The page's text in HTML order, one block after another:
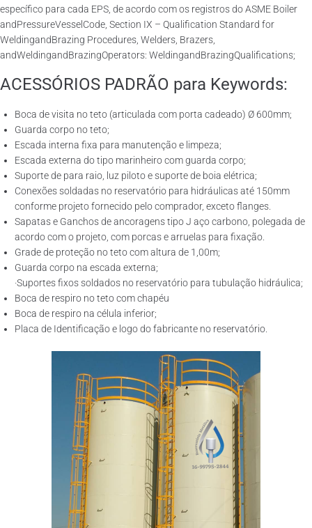
específico para cada EPS, de acordo com os registros do ASME Boiler
andPressureVesselCode, Section IX – Qualification Standard for
WeldingandBrazing Procedures, Welders, Brazers,
andWeldingandBrazingOperators: WeldingandBrazingQualifications;
ACESSÓRIOS PADRÃO para Keywords:
Boca de visita no teto (articulada com porta cadeado) Ø 600mm;
Guarda corpo no teto;
Escada interna fixa para manutenção e limpeza;
Escada externa do tipo marinheiro com guarda corpo;
Suporte de para raio, luz piloto e suporte de boia elétrica;
Conexões soldadas no reservatório para hidráulicas até 150mm
conforme projeto fornecido pelo comprador, exceto flanges.
Sapatas e Ganchos de ancoragens tipo J aço carbono, polegada de
acordo com o projeto, com porcas e arruelas para fixação.
Grade de proteção no teto com altura de 1,00m;
Guarda corpo na escada externa;
·Suportes fixos soldados no reservatório para tubulação hidráulica;
Boca de respiro no teto com chapéu
Boca de respiro na célula inferior;
Placa de Identificação e logo do fabricante no reservatório.